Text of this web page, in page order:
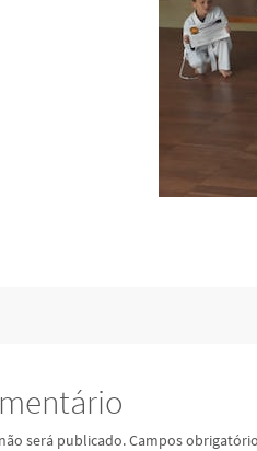
será publicado.Campos